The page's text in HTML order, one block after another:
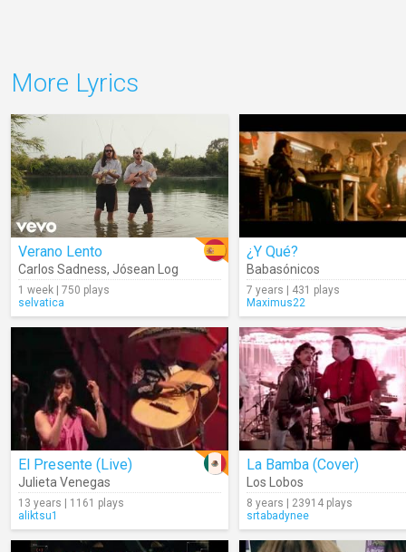
More Lyrics
Verano Lento
Carlos Sadness, Jósean Log
1 week | 750 plays
selvatica
¿Y Qué?
Babasónicos
7 years | 431 plays
Maximus22
El Presente (Live)
Julieta Venegas
13 years | 1161 plays
aliktsu1
La Bamba (Cover)
Los Lobos
8 years | 23914 plays
srtabadynee